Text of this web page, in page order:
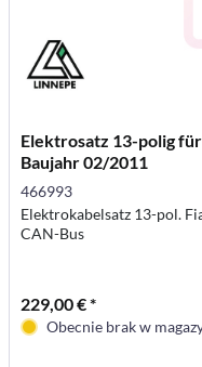
Elektrosatz 13-polig
Baujahr 02/2011
466993
Elektrokabelsatz 13-pol.
CAN-Bus
229,00 € *
Obecnie brak w